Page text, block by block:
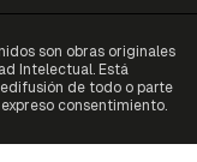
son obras originales
Intelectual. Está
de todo o parte
consentimiento.